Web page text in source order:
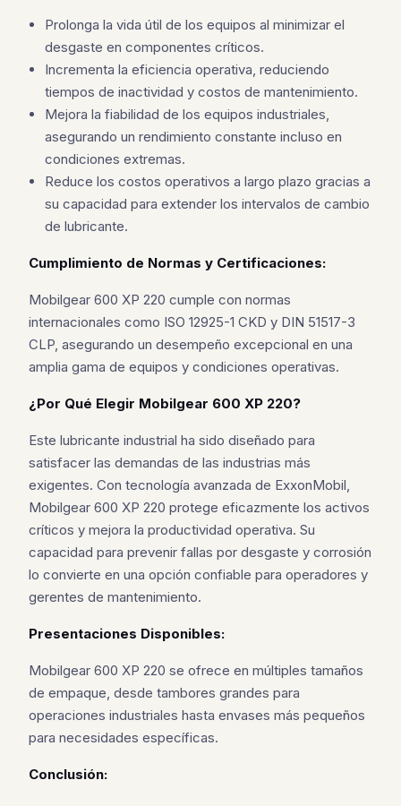
Prolonga la vida útil de los equipos al minimizar el
desgaste en componentes críticos.
Incrementa la eficiencia operativa, reduciendo
tiempos de inactividad y costos de mantenimiento.
Mejora la fiabilidad de los equipos industriales,
asegurando un rendimiento constante incluso en
condiciones extremas.
Reduce los costos operativos a largo plazo gracias a
su capacidad para extender los intervalos de cambio
de lubricante.
Cumplimiento de Normas y Certificaciones:
Mobilgear 600 XP 220 cumple con normas
internacionales como ISO 12925-1 CKD y DIN 51517-3
CLP, asegurando un desempeño excepcional en una
amplia gama de equipos y condiciones operativas.
¿Por Qué Elegir Mobilgear 600 XP 220?
Este lubricante industrial ha sido diseñado para
satisfacer las demandas de las industrias más
exigentes. Con tecnología avanzada de ExxonMobil,
Mobilgear 600 XP 220 protege eficazmente los activos
críticos y mejora la productividad operativa. Su
capacidad para prevenir fallas por desgaste y corrosión
lo convierte en una opción confiable para operadores y
gerentes de mantenimiento.
Presentaciones Disponibles:
Mobilgear 600 XP 220 se ofrece en múltiples tamaños
de empaque, desde tambores grandes para
operaciones industriales hasta envases más pequeños
para necesidades específicas.
Conclusión: